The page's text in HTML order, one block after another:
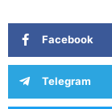
Facebook
Telegram